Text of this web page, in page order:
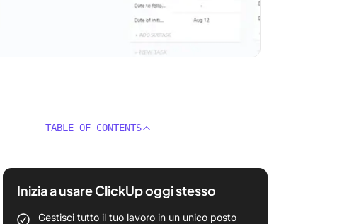
TABLE OF CONTENTS
Inizia a usare ClickUp oggi stesso
Gestisci tutto il tuo lavoro in un unico posto